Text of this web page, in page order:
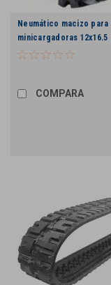
Neumático macizo para
minicargadoras 12x16.5
COMPARA